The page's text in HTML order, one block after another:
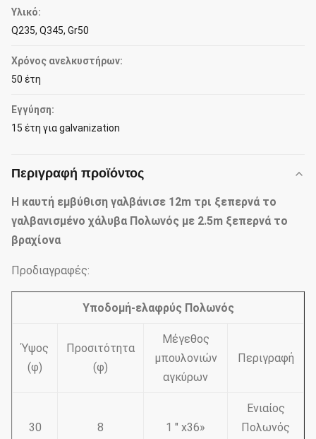
Υλικό:
Q235, Q345, Gr50
Χρόνος ανελκυστήρων:
50 έτη
Εγγύηση:
15 έτη για galvanization
Περιγραφή προϊόντος
Η καυτή εμβύθιση γαλβάνισε 12m τρι ξεπερνά το
γαλβανισμένο χάλυβα Πολωνός με 2.5m ξεπερνά το
βραχίονα
Προδιαγραφές:
Υποδομή-ελαφρύς Πολωνός
Ύψος
(φ)
Προσιτότητα
(φ)
Μέγεθος
μπουλονιών
αγκύρων
Περιγραφή
30 8 1 " x36»
Ενιαίος
Πολωνός